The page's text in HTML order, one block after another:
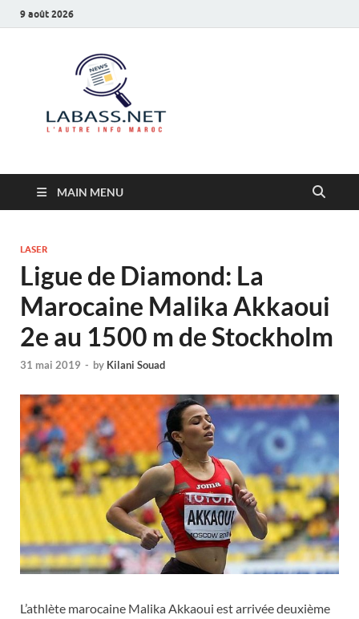
9 août 2026
MAIN MENU
LASER
Ligue de Diamond: La
Marocaine Malika Akkaoui
2e au 1500 m de Stockholm
31 mai 2019 - by Kilani Souad
L’athlète marocaine Malika Akkaoui est arrivée deuxième